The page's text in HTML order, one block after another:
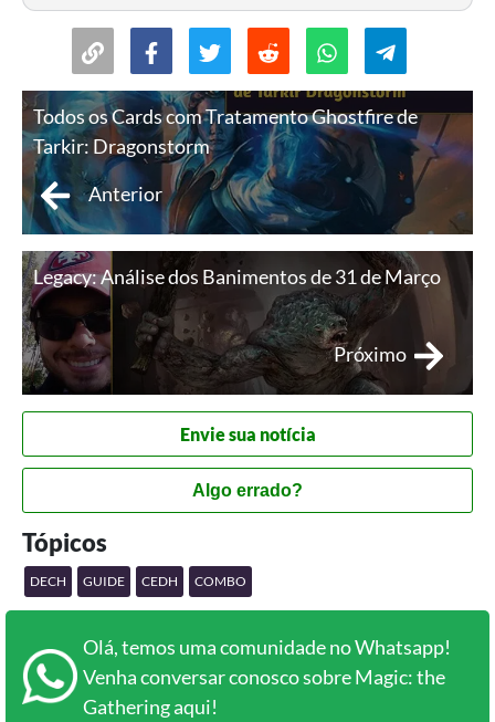
Todos os Cards com Tratamento Ghostfire de
Tarkir: Dragonstorm
Anterior
Legacy: Análise dos Banimentos de 31 de Março
Próximo
Envie sua notícia
Algo errado?
Tópicos
DECH GUIDE CEDH COMBO
Olá, temos uma comunidade no Whatsapp!
Venha conversar conosco sobre Magic: the
Gathering aqui!